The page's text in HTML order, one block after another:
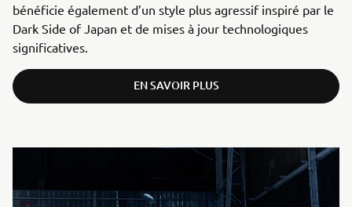
bénéficie également d’un style plus agressif inspiré par le
Dark Side of Japan et de mises à jour technologiques
significatives.
EN SAVOIR PLUS